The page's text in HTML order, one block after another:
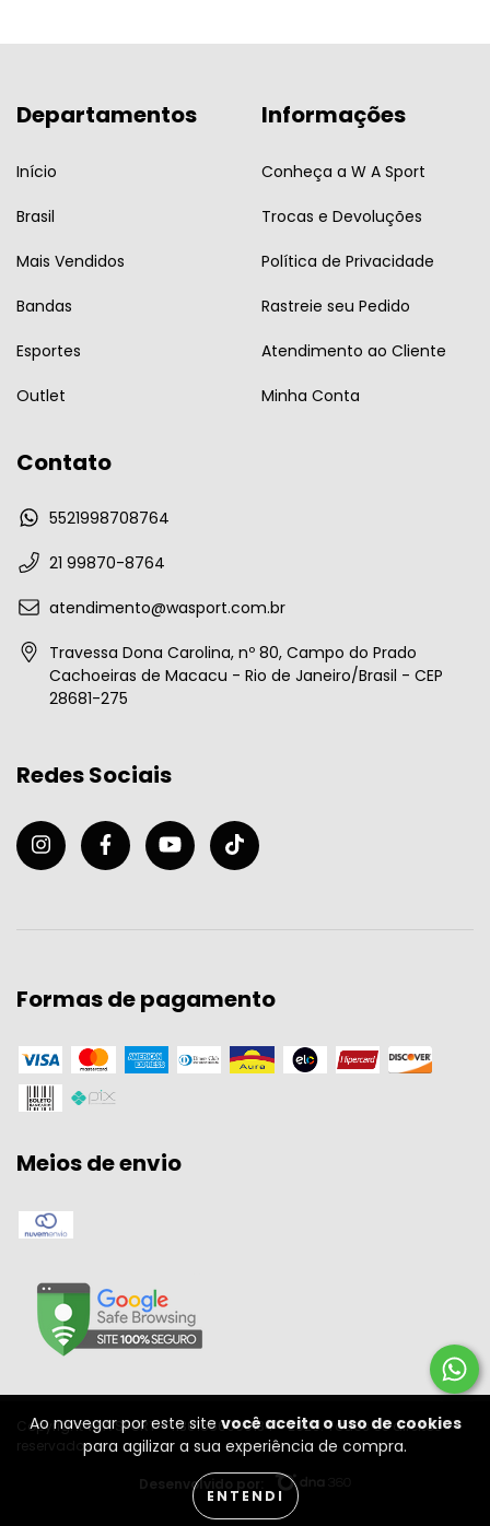
Ao navegar por este sitevocê aceita o uso de cookies
para agilizar a sua experiência de compra.
ENTENDI
Departamentos
Início
Brasil
Mais Vendidos
Bandas
Esportes
Outlet
Informações
Conheça a W A Sport
Trocas e Devoluções
Política de Privacidade
Rastreie seu Pedido
Atendimento ao Cliente
Minha Conta
Contato
5521998708764
21 99870-8764
atendimento@wasport.com.br
Travessa Dona Carolina, nº 80, Campo do Prado
Cachoeiras de Macacu - Rio de Janeiro/Brasil - CEP
28681-275
Redes Sociais
Formas de pagamento
Meios de envio
Copyright W A SPORT - 11301556000134 - 2026. Todos os direitos
reservados.
Desenvolvido por: